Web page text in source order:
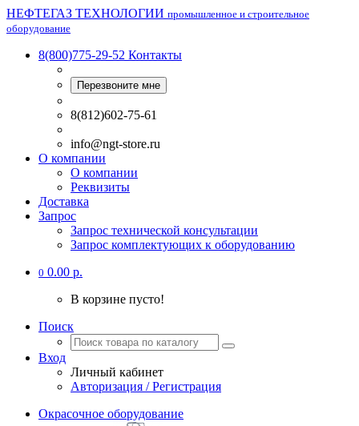
НЕФТЕГАЗ ТЕХНОЛОГИИ промышленное и строительное
оборудование
8(800)775-29-52 Контакты
Перезвоните мне
8(812)602-75-61
info@ngt-store.ru
О компании
О компании
Реквизиты
Доставка
Запрос
Запрос технической консультации
Запрос комплектующих к оборудованию
0 0.00 р.
В корзине пусто!
Поиск
Вход
Личный кабинет
Авторизация / Регистрация
Окрасочное оборудование